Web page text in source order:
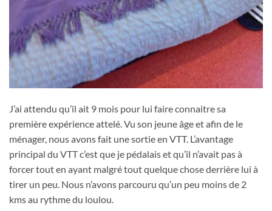
J’ai attendu qu’il ait 9 mois pour lui faire connaitre sa
première expérience attelé. Vu son jeune âge et afin de le
ménager, nous avons fait une sortie en VTT. L’avantage
principal du VTT c’est que je pédalais et qu’il n’avait pas à
forcer tout en ayant malgré tout quelque chose derrière lui à
tirer un peu. Nous n’avons parcouru qu’un peu moins de 2
kms au rythme du loulou.